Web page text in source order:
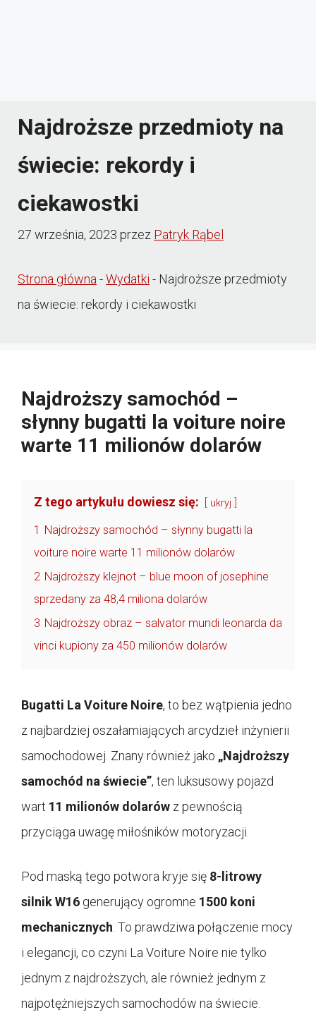
Najdroższe przedmioty na
świecie: rekordy i
ciekawostki
27 września, 2023 przez Patryk Rąbel
Strona główna-Wydatki - Najdroższe przedmioty
na świecie: rekordy i ciekawostki
Najdroższy samochód –
słynny bugatti la voiture noire
warte 11 milionów dolarów
Z tego artykułu dowiesz się: ukryj
1 Najdroższy samochód – słynny bugatti la
voiture noire warte 11 milionów dolarów
2 Najdroższy klejnot – blue moon of josephine
sprzedany za 48,4 miliona dolarów
3 Najdroższy obraz – salvator mundi leonarda da
vinci kupiony za 450 milionów dolarów
Bugatti La Voiture Noire, to bez wątpienia jedno
z najbardziej oszałamiających arcydzieł inżynierii
samochodowej. Znany również jako „Najdroższy
samochód na świecie”, ten luksusowy pojazd
wart 11 milionów dolarów z pewnością
przyciąga uwagę miłośników motoryzacji.
Pod maską tego potwora kryje się 8-litrowy
silnik W16 generujący ogromne 1500 koni
mechanicznych . To prawdziwa połączenie mocy
i elegancji, co czyni La Voiture Noire nie tylko
jednym z najdroższych, ale również jednym z
najpotężniejszych samochodów na świecie.